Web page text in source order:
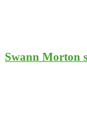
Swann Morton